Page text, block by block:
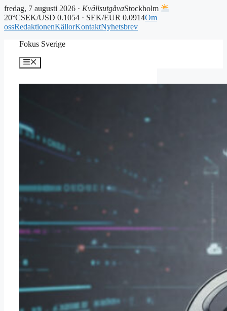
fredag, 7 augusti 2026 · KvällsutgåvaStockholm
20°CSEK/USD 0.1054 · SEK/EUR 0.0914Om
ossRedaktionenKällorKontaktNyhetsbrev
Fokus Sverige
Meny